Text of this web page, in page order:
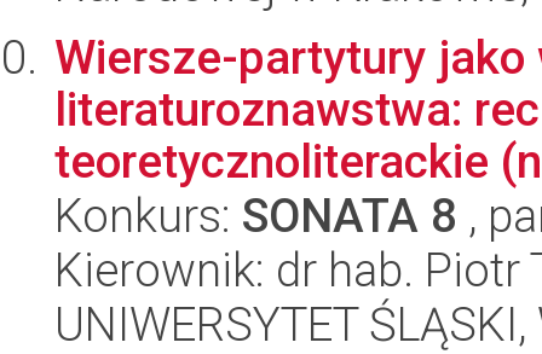
Wiersze-partytury jako
literaturoznawstwa:
teoretycznoliterackie
Konkurs: SONATA 8 ,
Kierownik: dr hab. Piotr
UNIWERSYTET